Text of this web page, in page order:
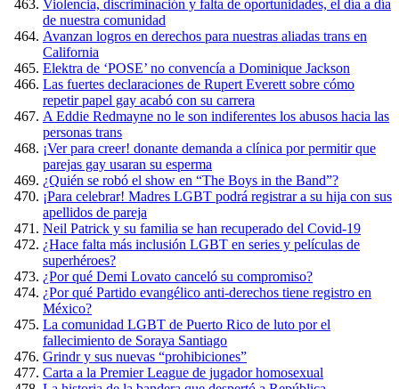
Violencia, discriminación y falta de oportunidades, el día a día
de nuestra comunidad
Avanzan logros en derechos para nuestras aliadas trans en
California
Elektra de ‘POSE’ no convencía a Dominique Jackson
Las fuertes declaraciones de Rupert Everett sobre cómo
repetir papel gay acabó con su carrera
A Eddie Redmayne no le son indiferentes los abusos hacia las
personas trans
¡Ver para creer! donante demanda a clínica por permitir que
parejas gay usaran su esperma
¿Quién se robó el show en “The Boys in the Band”?
¡Para celebrar! Madres LGBT podrá registrar a su hija con sus
apellidos de pareja
Neil Patrick y su familia se han recuperado del Covid-19
¿Hace falta más inclusión LGBT en series y películas de
superhéroes?
¿Por qué Demi Lovato canceló su compromiso?
¿Por qué Partido evangélico anti-derechos tiene registro en
México?
La comunidad LGBT de Puerto Rico de luto por el
fallecimiento de Soraya Santiago
Grindr y sus nuevas “prohibiciones”
Carta a la Premier League de jugador homosexual